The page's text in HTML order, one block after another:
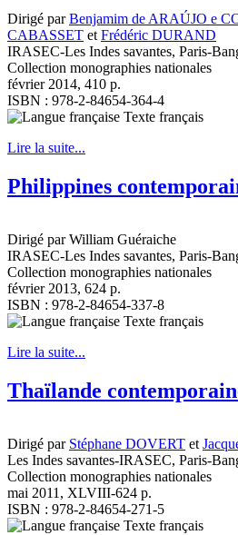
Dirigé parBenjamim de ARAÚJO e
CABASSET et Frédéric DURAND
IRASEC-Les Indes savantes, Paris-
Collection monographies nationales
février 2014, 410 p.
ISBN : 978-2-84654-364-4
Texte français
Lire la suite...
Philippines
Dirigé par William Guéraiche
IRASEC-Les Indes savantes, Paris-
Collection monographies nationales
février 2013, 624 p.
ISBN : 978-2-84654-337-8
Texte français
Lire la suite...
Thaïlande
Dirigé par Stéphane DOVERT et
Les Indes savantes-IRASEC, Paris-
Collection monographies nationales
mai 2011, XLVIII-624 p.
ISBN : 978-2-84654-271-5
Texte français